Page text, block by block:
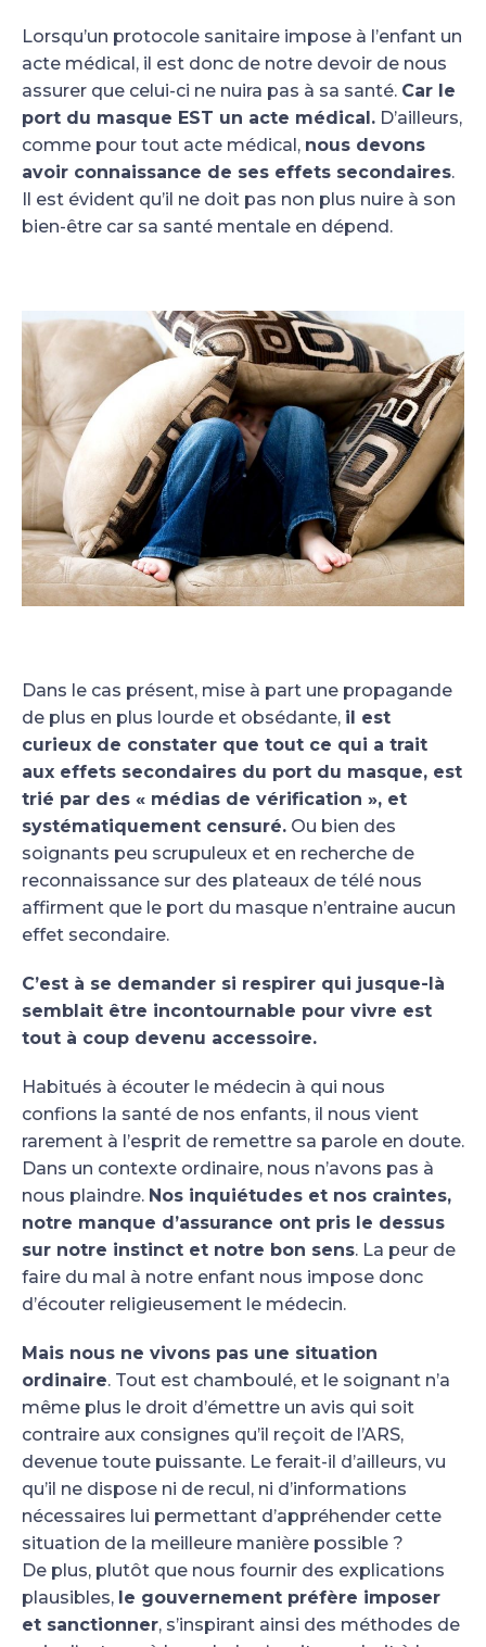
Lorsqu’un protocole sanitaire impose à l’enfant un
acte médical, il est donc de notre devoir de nous
assurer que celui-ci ne nuira pas à sa santé. Car le
port du masque EST un acte médical. D’ailleurs,
comme pour tout acte médical, nous devons
avoir connaissance de ses effets secondaires.
Il est évident qu’il ne doit pas non plus nuire à son
bien-être car sa santé mentale en dépend.
Dans le cas présent, mise à part une propagande
de plus en plus lourde et obsédante, il est
curieux de constater que tout ce qui a trait
aux effets secondaires du port du masque, est
trié par des « médias de vérification », et
systématiquement censuré. Ou bien des
soignants peu scrupuleux et en recherche de
reconnaissance sur des plateaux de télé nous
affirment que le port du masque n’entraine aucun
effet secondaire.
C’est à se demander si respirer qui jusque-là
semblait être incontournable pour vivre est
tout à coup devenu accessoire.
Habitués à écouter le médecin à qui nous
confions la santé de nos enfants, il nous vient
rarement à l’esprit de remettre sa parole en doute.
Dans un contexte ordinaire, nous n’avons pas à
nous plaindre. Nos inquiétudes et nos craintes,
notre manque d’assurance ont pris le dessus
sur notre instinct et notre bon sens. La peur de
faire du mal à notre enfant nous impose donc
d’écouter religieusement le médecin.
Mais nous ne vivons pas une situation
ordinaire. Tout est chamboulé, et le soignant n’a
même plus le droit d’émettre un avis qui soit
contraire aux consignes qu’il reçoit de l’ARS,
devenue toute puissante. Le ferait-il d’ailleurs, vu
qu’il ne dispose ni de recul, ni d’informations
nécessaires lui permettant d’appréhender cette
situation de la meilleure manière possible ?
De plus, plutôt que nous fournir des explications
plausibles, le gouvernement préfère imposer
et sanctionner, s’inspirant ainsi des méthodes de